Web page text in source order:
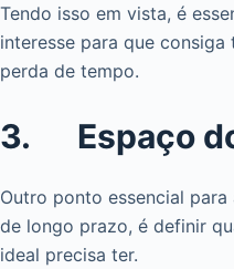
Tendo isso em vista, é
interesse para que
perda de tempo.
3. Espaço
Outro ponto essencial
de longo prazo, é definir
ideal precisa ter.